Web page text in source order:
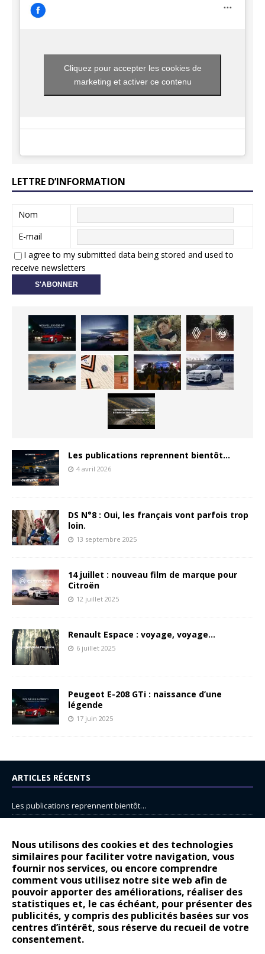
Nous utilisons des cookies et des technologies
similaires pour faciliter votre navigation, vous
fournir nos services, ou encore comprendre
comment vous utilisez notre site web afin de
pouvoir apporter des améliorations, réaliser des
statistiques et, le cas échéant, pour présenter des
publicités, y compris des publicités basées sur vos
centres d’intérêt, sous réserve du recueil de votre
consentement.
Cliquez pour accepter les cookies de
marketing et activer ce contenu
LETTRE D’INFORMATION
Nom
E-mail
I agree to my submitted data being stored and used to
receive newsletters
Les publications reprennent bientôt…
4 avril 2026
DS N°8 : Oui, les français vont parfois trop
loin.
13 septembre 2025
14 juillet : nouveau film de marque pour
Citroën
12 juillet 2025
Renault Espace : voyage, voyage…
6 juillet 2025
Peugeot E-208 GTi : naissance d’une
légende
17 juin 2025
ARTICLES RÉCENTS
Les publications reprennent bientôt…
14 juillet : nouveau film de marque pour Citroën
Renault Espace : voyage, voyage…
Peugeot E-208 GTi : naissance d’une légende
COMMENTAIRES RÉCENTS
Bernard DardartdansDacia Sandero : pour les gens vrais